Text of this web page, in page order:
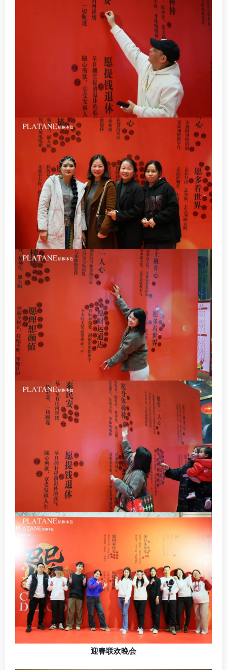
迎春联欢晚会